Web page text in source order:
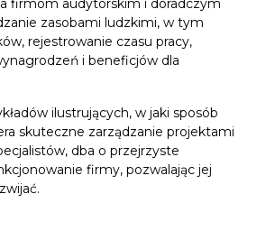
firmom audytorskim i doradczym
zasobami ludzkimi, w tym
rejestrowanie czasu pracy,
i beneficjów dla
ilustrujących, w jaki sposób
skuteczne zarządzanie projektami
dba o przejrzyste
firmy, pozwalając jej